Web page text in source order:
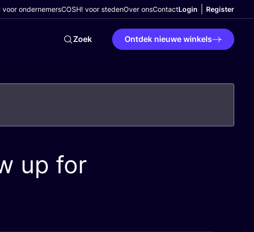
voor ondernemersCOSH! voor stedenOver onsContactLogin Register
Zoek Ontdek nieuwe winkels
up for